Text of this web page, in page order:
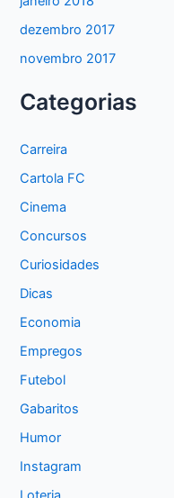
dezembro 2017
novembro 2017
Categorias
Carreira
Cartola FC
Cinema
Concursos
Curiosidades
Dicas
Economia
Empregos
Futebol
Gabaritos
Humor
Instagram